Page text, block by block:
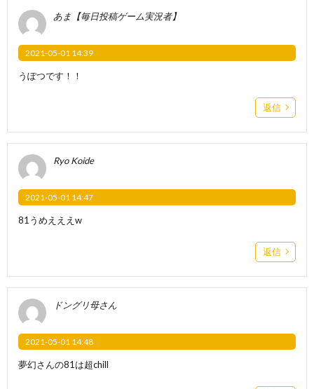
あま【毎日投稿ゲーム実況者】
2021-05-01 14:39
うぽつです！！
返信
Ryo Koide
2021-05-01 14:47
81うめえええw
返信
ドングリ母さん
2021-05-01 14:48
夢幻さんの81は超chill